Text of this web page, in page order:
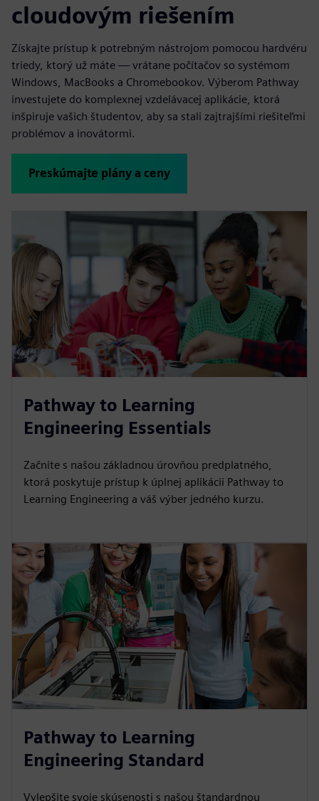
cloudovým riešením
Získajte prístup k potrebným nástrojom pomocou hardvéru
triedy, ktorý už máte — vrátane počítačov so systémom
Windows, MacBooks a Chromebookov. Výberom Pathway
investujete do komplexnej vzdelávacej aplikácie, ktorá
inšpiruje vašich študentov, aby sa stali zajtrajšími riešiteľmi
problémov a inovátormi.
Preskúmajte plány a ceny
Pathway to Learning
Engineering Essentials
Začnite s našou základnou úrovňou predplatného,
ktorá poskytuje prístup k úplnej aplikácii Pathway to
Learning Engineering a váš výber jedného kurzu.
Pathway to Learning
Engineering Standard
Vylepšite svoje skúsenosti s našou štandardnou